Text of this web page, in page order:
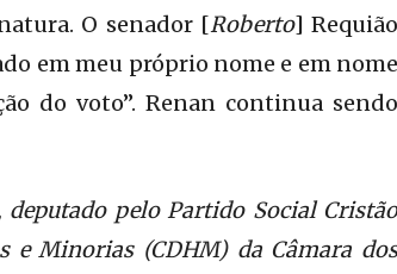
O senador [Roberto] Requião
em meu próprio nome e em nome
do voto”. Renan continua sendo
deputado pelo Partido Social
e Minorias (CDHM) da Câmara dos